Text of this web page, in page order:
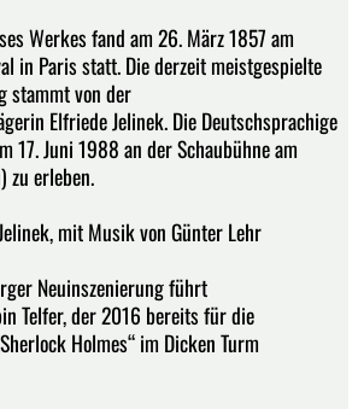
Werkes fand am 26. März 1857 am
in Paris statt. Die derzeit meistgespielte
stammt von der
Elfriede Jelinek. Die Deutschsprachige
17. Juni 1988 an der Schaubühne am
zu erleben.
mit Musik von Günter Lehr
Neuinszenierung führt
Telfer, der 2016 bereits für die
Holmes“ im Dicken Turm